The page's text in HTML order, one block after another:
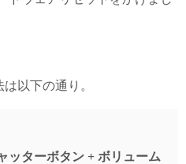
以下の通り。
ッターボタン + ボリューム